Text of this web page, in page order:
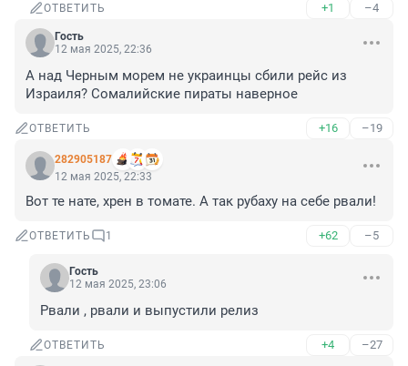
ОТВЕТИТЬ +1 –4
Гость
12 мая 2025, 22:36
А над Черным морем не украинцы сбили рейс из
Израиля? Сомалийские пираты наверное
ОТВЕТИТЬ +16 –19
282905187
12 мая 2025, 22:33
Вот те нате, хрен в томате. А так рубаху на себе рвали!
ОТВЕТИТЬ 1 +62 –5
Гость
12 мая 2025, 23:06
Рвали , рвали и выпустили релиз
ОТВЕТИТЬ +4 –27